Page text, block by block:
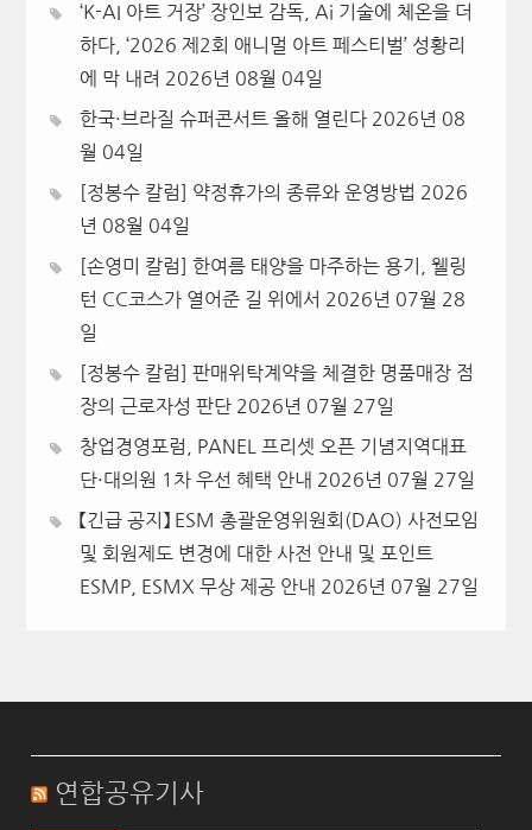
‘K-AI 아트 거장’ 장인보 감독, Ai 기술에 체온을 더
하다, ‘2026 제2회 애니멀 아트 페스티벌’ 성황리
에 막 내려 2026년 08월 04일
한국·브라질 슈퍼콘서트 올해 열린다 2026년 08
월 04일
[정봉수 칼럼] 약정휴가의 종류와 운영방법 2026
년 08월 04일
[손영미 칼럼] 한여름 태양을 마주하는 용기, 웰링
턴 CC코스가 열어준 길 위에서 2026년 07월 28
일
[정봉수 칼럼] 판매위탁계약을 체결한 명품매장 점
장의 근로자성 판단 2026년 07월 27일
창업경영포럼, PANEL 프리셋 오픈 기념지역대표
단·대의원 1차 우선 혜택 안내 2026년 07월 27일
【긴급 공지】 ESM 총괄운영위원회(DAO) 사전모임
및 회원제도 변경에 대한 사전 안내 및 포인트
ESMP, ESMX 무상 제공 안내 2026년 07월 27일
연합공유기사